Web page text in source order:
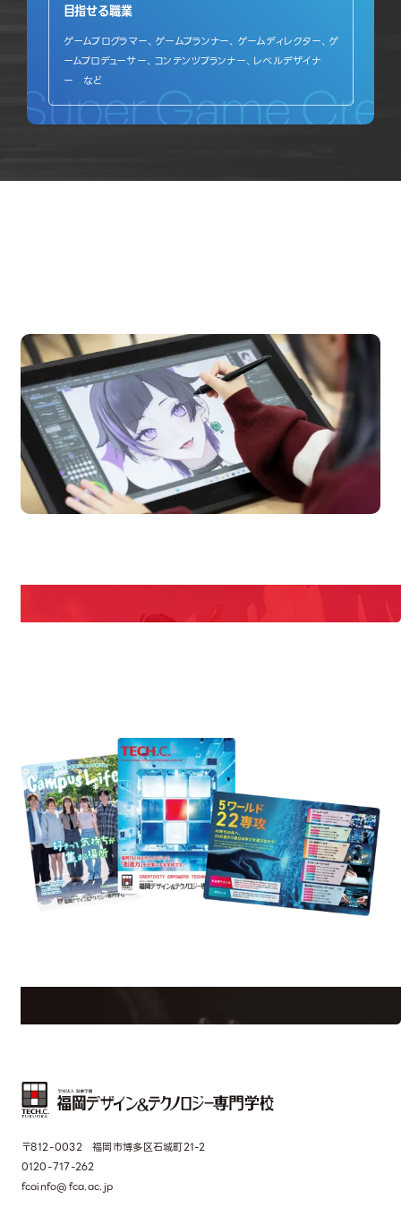
目指せる職業
ゲームプログラマー、ゲームプランナー、ゲームディレクター、ゲ
ームプロデューサー、コンテンツプランナー、レベルデザイナ
ー など
Super Game
Campus Open
Information
〒812-0032 福岡市博多区石城町21-2
0120-717-262
fcainfo@fca.ac.jp